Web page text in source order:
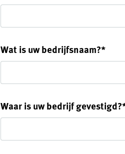
Wat is uw bedrijfsnaam?*
Waar is uw bedrijf gevestigd?